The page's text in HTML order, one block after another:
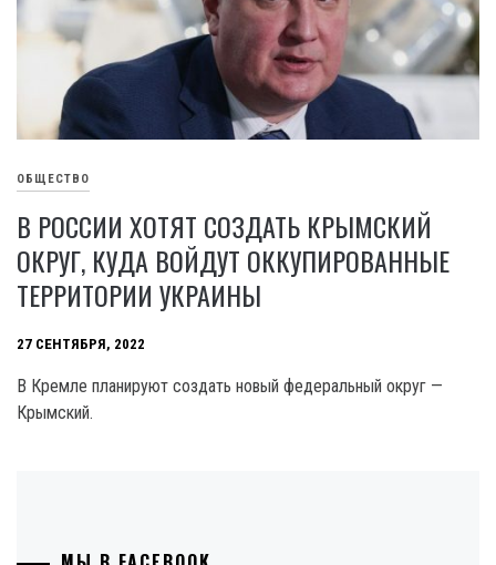
ОБЩЕСТВО
В РОССИИ ХОТЯТ СОЗДАТЬ КРЫМСКИЙ
ОКРУГ, КУДА ВОЙДУТ ОККУПИРОВАННЫЕ
ТЕРРИТОРИИ УКРАИНЫ
27 СЕНТЯБРЯ, 2022
В Кремле планируют создать новый федеральный округ —
Крымский.